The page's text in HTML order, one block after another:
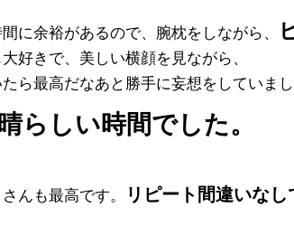
に余裕があるので、腕枕をしながら、
好きで、美しい横顔を見ながら、
ら最高だなあと勝手に妄想をしていまし
らしい時間でした。
んも最高です。
リピート間違いなし